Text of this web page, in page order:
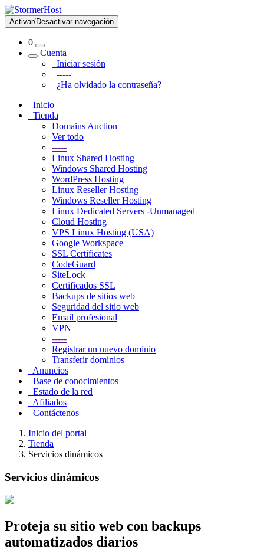
Activar/Desactivar navegación
0
Cuenta
Iniciar sesión
-----
¿Ha olvidado la contraseña?
Inicio
Tienda
Domains Auction
Ver todo
-----
Linux Shared Hosting
Windows Shared Hosting
WordPress Hosting
Linux Reseller Hosting
Windows Reseller Hosting
Linux Dedicated Servers -Unmanaged
Cloud Hosting
VPS Linux Hosting (USA)
Google Workspace
SSL Certificates
CodeGuard
SiteLock
Certificados SSL
Backups de sitios web
Seguridad del sitio web
Email profesional
VPN
-----
Registrar un nuevo dominio
Transferir dominios
Anuncios
Base de conocimientos
Estado de la red
Afiliados
Contáctenos
Inicio del portal
Tienda
Servicios dinámicos
Servicios dinámicos
Proteja su sitio web con backups
automatizados diarios